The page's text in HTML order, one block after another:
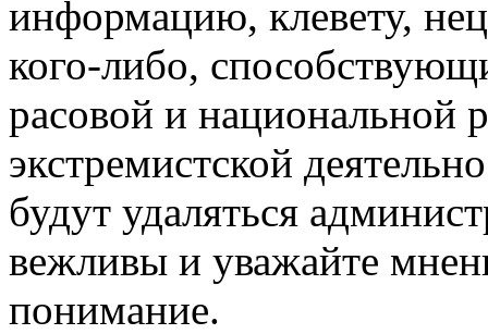
информацию, клевету,
кого-либо,
расовой и национальной
экстремистской
будут удаляться
вежливы и уважайте
понимание.